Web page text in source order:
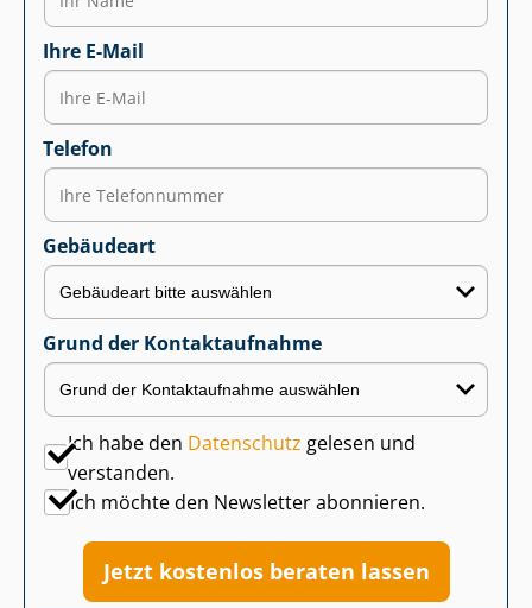
Ihre E-Mail
Telefon
Gebäudeart
Grund der Kontaktaufnahme
Ich habe den Datenschutz gelesen und
verstanden.
Ich möchte den Newsletter abonnieren.
Jetzt kostenlos beraten lassen